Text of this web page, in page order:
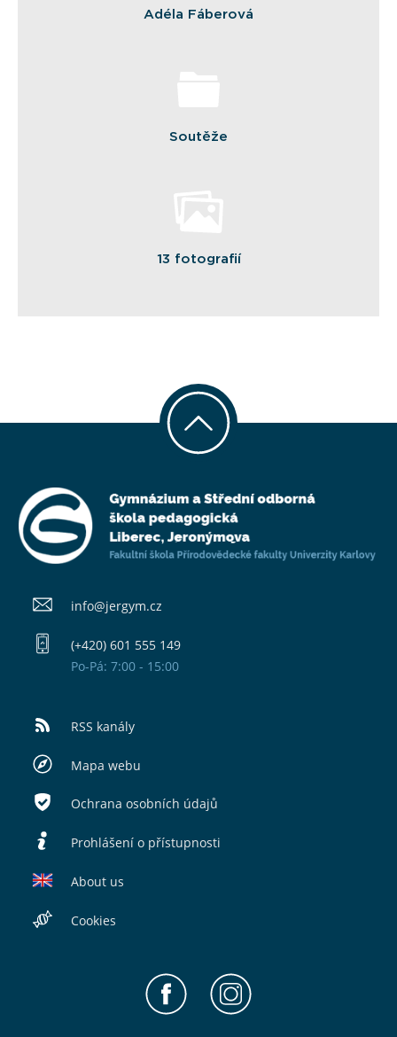
Adéla Fáberová
Soutěže
13 fotografií
info@​jergym.cz
(+420) 601 555 149
Po-Pá: 7:00 - 15:00
RSS kanály
Mapa webu
Ochrana osobních údajů
Prohlášení o přístupnosti
About us
Cookies